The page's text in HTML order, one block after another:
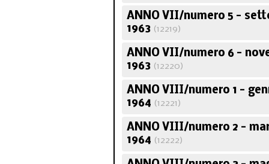
ANNO VII/numero 5 -
1963 (12219)
ANNO VII/numero 6 -
1963 (12220)
ANNO VIII/numero 1 -
1964 (12221)
ANNO VIII/numero 2 -
1964 (12222)